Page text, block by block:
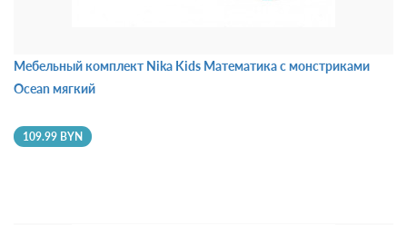
Мебельный комплект Nika Kids Математика с монстриками
Ocean мягкий
109.99 BYN